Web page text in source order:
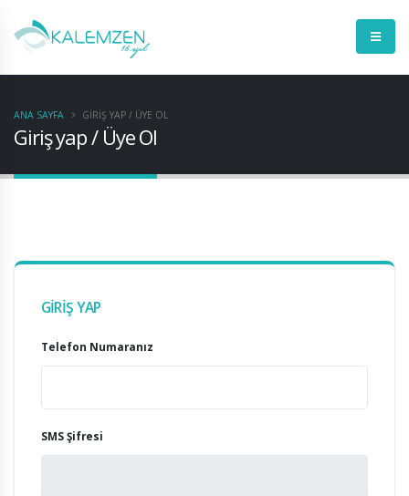
Giriş yap / Üye Ol
ANA SAYFA GIRIŞ YAP / ÜYE OL
GIRIŞ YAP
Telefon Numaranız
SMS Şifresi